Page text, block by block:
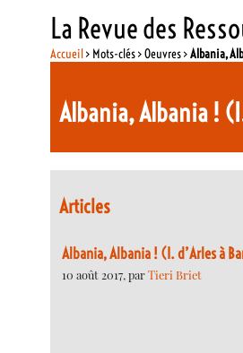
La Revue des
Accueil> Mots-clés > Oeuvres >Albania,
Albania, Albania !
Articles
Albania, Albania ! (I. d’Arles à
10 août 2017, parTieri Briet